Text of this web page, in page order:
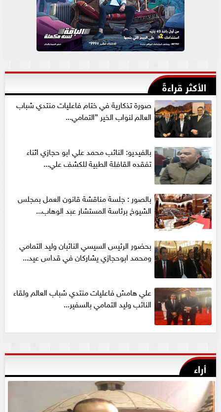
الأكثر قراءةً
صورة تذكارية في ختام فاعليات منتدي شباب
العالم لنواب الخير ”التمامي...
بالفيديو: النائب محمد علي ابو حجازي اثناء
تفقده القافلة الطبية للكشف علي...
بالصور : جلسة مناقشة قانون العمل بمجلس
الشيوخ برئاسة المستشار عبد الوهاب...
بحضور الرئيس السيسي النائبان وليد التمامي
ومحمد ابوحجازي يشاركان في قداس عيد...
علي هامش فاعليات منتدي شباب العالم ولقاء
النائب وليد التمامي بالسفير...
أراء